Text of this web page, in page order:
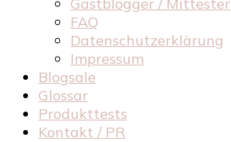
FAQ
Datenschutzerklärung
Impressum
Blogsale
Glossar
Produkttests
Kontakt / PR